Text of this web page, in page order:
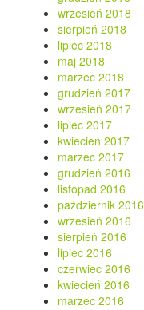
wrzesień 2018
sierpień 2018
lipiec 2018
maj 2018
marzec 2018
grudzień 2017
wrzesień 2017
lipiec 2017
kwiecień 2017
marzec 2017
grudzień 2016
listopad 2016
październik 2016
wrzesień 2016
sierpień 2016
lipiec 2016
czerwiec 2016
kwiecień 2016
marzec 2016